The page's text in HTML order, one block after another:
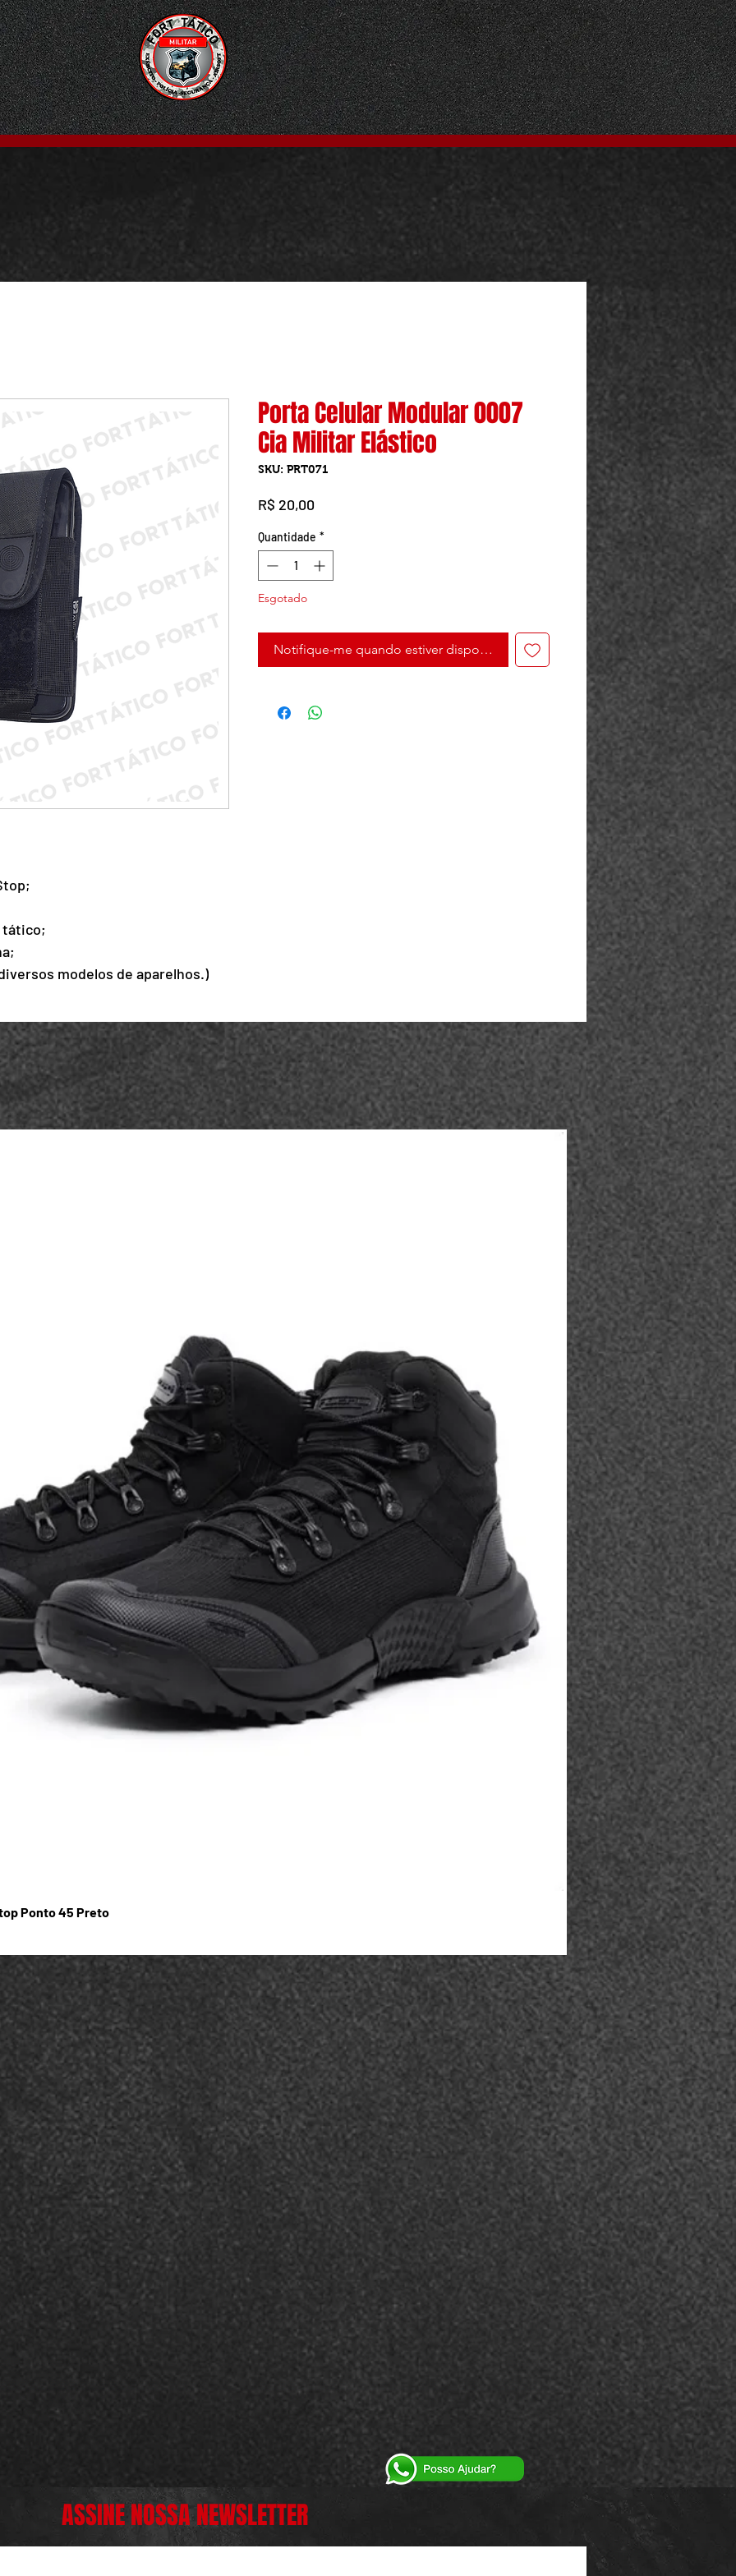
tático;
modelos de aparelhos.)
Porta Celular Modular 0007
Cia Militar Elástico
SKU: PRT071
R$ 20,00
Quantidade *
Esgotado
Notifique-me quando estiver disponível
Ponto 45 Preto Coturno Acero .50 - Preto
Esgotado
ASSINE NOSSA NEWSLETTER
Powered by
InnoTech Apps
Your 14 days trial has expired.
The trial's over, but the show must go on! 🎬
Upgrade now to keep your web masterpiece in